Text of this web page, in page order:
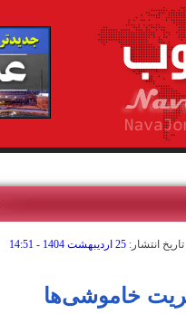
تاريخ انتشار: 25 ارديبهشت 1404 - 14:51
خاموشی‌ها